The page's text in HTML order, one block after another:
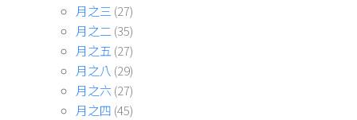
月之三 (27)
月之二 (35)
月之五 (27)
月之八 (29)
月之六 (27)
月之四 (45)